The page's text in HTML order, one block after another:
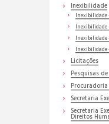
Inexibilidade
Inexibilidade
Inexibilidade
Inexibilidade
Inexibilidade
Licitações
Pesquisas
Secretaria
Secretaria
Direitos